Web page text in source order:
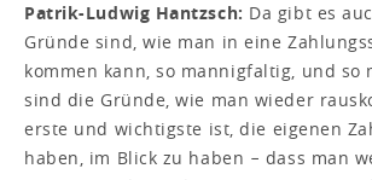
Patrik-Ludwig Hantzsch: Da gibt es
Gründe sind, wie man in eine
kommen kann, so mannigfaltig, und so
sind die Gründe, wie man wieder
erste und wichtigste ist, die eigenen
haben, im Blick zu haben − dass man